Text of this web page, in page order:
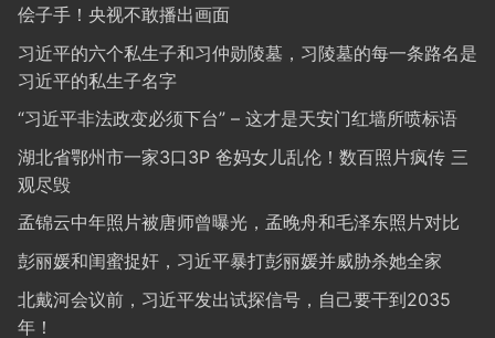
侩子手！央视不敢播出画面
习近平的六个私生子和习仲勋陵墓，习陵墓的每一条路名是
习近平的私生子名字
“习近平非法政变必须下台” – 这才是天安门红墙所喷标语
湖北省鄂州市一家3口3P 爸妈女儿乱伦！数百照片疯传 三
观尽毁
孟锦云中年照片被唐师曾曝光，孟晚舟和毛泽东照片对比
彭丽媛和闺蜜捉奸，习近平暴打彭丽媛并威胁杀她全家
北戴河会议前，习近平发出试探信号，自己要干到2035
年！